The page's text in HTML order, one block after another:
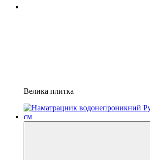
Велика плитка